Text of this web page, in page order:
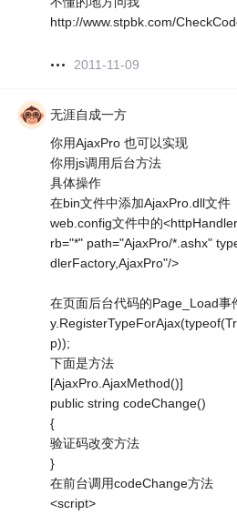
http://www.stpbk.com/
2011-11-09
无涯自成一方
你用AjaxPro 也可以实现
你用js调用后台方法
具体操作
在bin文件中添加AjaxPro.dll文件
web.config文件中的
rb="*" path="AjaxPro/*.ashx"
dlerFactory,AjaxPro"/>
在页面后台代码的Page_Load事
p));
下面是方法
[AjaxPro.AjaxMethod()]
public string codeChange()
{
验证码改变方法
}
在前台调用codeChange方法
<script>